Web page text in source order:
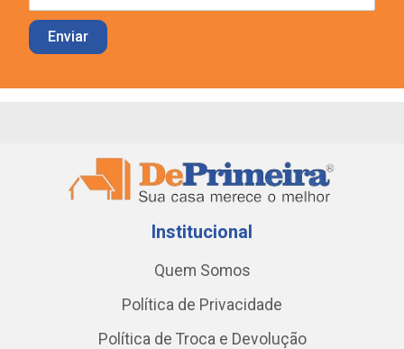
Institucional
Quem Somos
Política de Privacidade
Política de Troca e Devolução